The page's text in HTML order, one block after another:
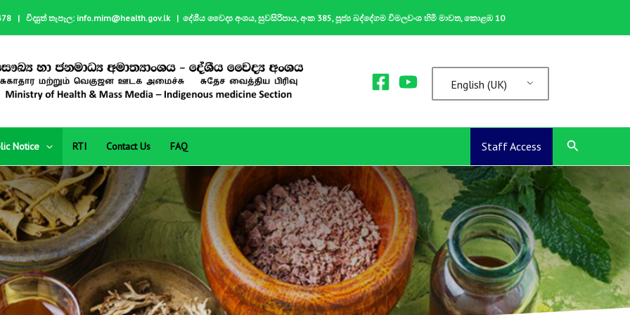
| විද්‍යුත් තැපෑල: info.mim@health.gov.lk | දේශීය වෛද්‍ය අංශය, සුවසිරිපාය, අංක 385, පූජ්‍ය බද්දේගම විමලවංශ හිමි මාවත, කොළඹ 10
English (UK)
Notice RTI Contact Us FAQ Staff Access Search